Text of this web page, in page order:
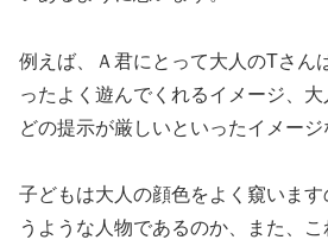
例えば、Ａ君にとって大人のTさん
ったよく遊んでくれるイメージ、
どの提示が厳しいといったイメージ
子どもは大人の顔色をよく窺いま
うような人物であるのか、また、